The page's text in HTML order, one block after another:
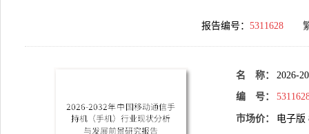
报告编号： 5311628
名 称： 2026-
编 号：
市场价： 电子版